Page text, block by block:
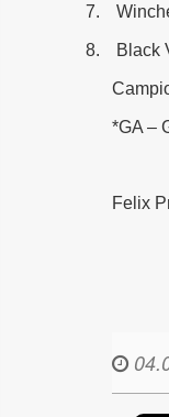
7.
8. Black
*GA –
Felix